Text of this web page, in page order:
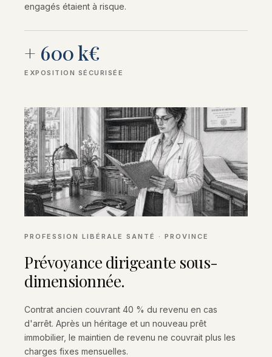
engagés étaient à risque.
+ 600 k€
EXPOSITION SÉCURISÉE
PROFESSION LIBÉRALE SANTÉ · PROVINCE
Prévoyance dirigeante sous-
dimensionnée.
Contrat ancien couvrant 40 % du revenu en cas
d'arrêt. Après un héritage et un nouveau prêt
immobilier, le maintien de revenu ne couvrait plus les
charges fixes mensuelles.